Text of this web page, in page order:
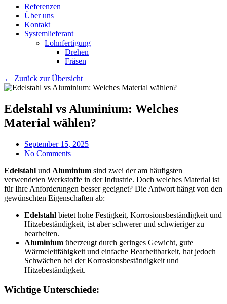
Referenzen
Über uns
Kontakt
Systemlieferant
Lohnfertigung
Drehen
Fräsen
← Zurück zur Übersicht
Edelstahl vs Aluminium: Welches
Material wählen?
September 15, 2025
No Comments
Edelstahl und Aluminium sind zwei der am häufigsten
verwendeten Werkstoffe in der Industrie. Doch welches Material ist
für Ihre Anforderungen besser geeignet? Die Antwort hängt von den
gewünschten Eigenschaften ab:
Edelstahl bietet hohe Festigkeit, Korrosionsbeständigkeit und
Hitzebeständigkeit, ist aber schwerer und schwieriger zu
bearbeiten.
Aluminium überzeugt durch geringes Gewicht, gute
Wärmeleitfähigkeit und einfache Bearbeitbarkeit, hat jedoch
Schwächen bei der Korrosionsbeständigkeit und
Hitzebeständigkeit.
Wichtige Unterschiede: